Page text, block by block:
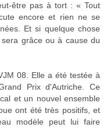
être pas à tort : « Tout
encore et rien ne se
Et si quelque chose
grâce ou à cause du
08. Elle a été testée à
Prix d'Autriche. Ce
et un nouvel ensemble
ont été très positifs, et
modèle peut lui faire